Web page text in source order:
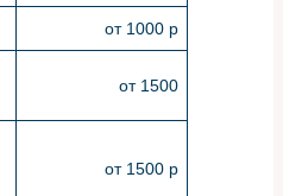
от 1000 р
от 1500
от 1500 р